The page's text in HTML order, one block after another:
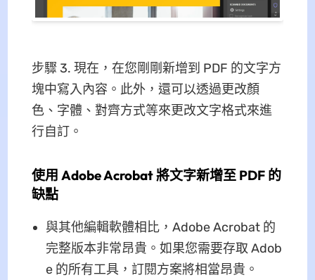
步驟 3. 現在，在您剛剛新增到 PDF 的文字方
塊中寫入內容。此外，還可以透過更改顏
色、字體、對齊方式等來更改文字格式來進
行自訂。
使用 Adob​​e Acrobat 將文字新增至 PDF 的
缺點
與其他編輯軟體相比，Adobe Acrobat 的
完整版本非常昂貴。如果您需要存取 Adob​​
e 的所有工具，訂閱方案將相當昂貴。